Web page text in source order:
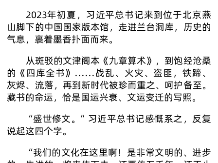
2023年初夏，习近平总书记来到位于北京燕
山脚下的中国国家版本馆，走进兰台洞库，历史的
气息，裹着墨香扑面而来。
从斑驳的文津阁本《九章算术》，到饱经沧桑
的《四库全书》……战乱、火灾、盗匪，铁蹄、
灰烬、流落，再到新时代被珍而重之、呵护备至。
藏书的命运，恰是国运兴衰、文运变迁的写照。
“盛世修文。”习近平总书记感慨系之，反复
说起这四个字。
“我们的文化在这里啊！是非常文明的、进步